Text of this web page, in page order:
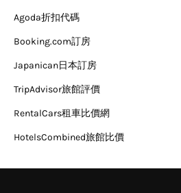
Agoda折扣代碼
Booking.com訂房
Japanican日本訂房
TripAdvisor旅館評價
RentalCars租車比價網
HotelsCombined旅館比價